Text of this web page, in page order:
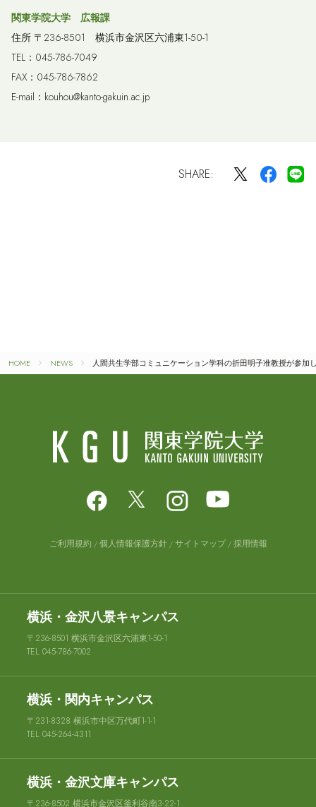
HOME NEWS 人間共生学部コミュニケーション学科の折田明子准教授が参
関東学院大学 広報課
住所 〒236-8501 横浜市金沢区六浦東1-50-1
TEL：045-786-7049
FAX：045-786-7862
E-mail：kouhou@kanto-gakuin.ac.jp
SHARE:
ご利用規約 個人情報保護方針 サイトマップ 採用情報
横浜・金沢八景キャンパス
〒236-8501 横浜市金沢区六浦東1-50-1
TEL 045-786-7002
横浜・関内キャンパス
〒231-8328 横浜市中区万代町1-1-1
TEL 045-264-4311
横浜・金沢文庫キャンパス
〒236-8502 横浜市金沢区釜利谷南3-22-1